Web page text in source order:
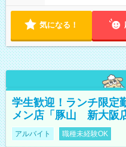
気になる！
学生歓迎！ランチ限定
メン店「豚山 新大阪
アルバイト 職種未経験OK